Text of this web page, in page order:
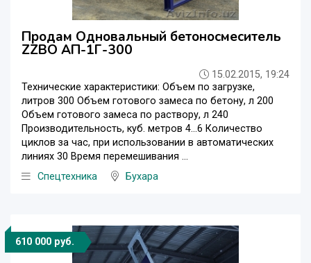
Продам Одновальный бетоносмеситель
ZZBO АП-1Г-300
15.02.2015, 19:24
Технические характеристики: Объем по загрузке,
литров 300 Объем готового замеса по бетону, л 200
Объем готового замеса по раствору, л 240
Производительность, куб. метров 4...6 Количество
циклов за час, при использовании в автоматических
линиях 30 Время перемешивания ...
Спецтехника
Бухара
610 000 руб.